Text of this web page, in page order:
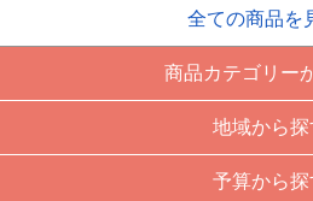
全ての商品を
商品カテゴリー
地域から探
予算から探